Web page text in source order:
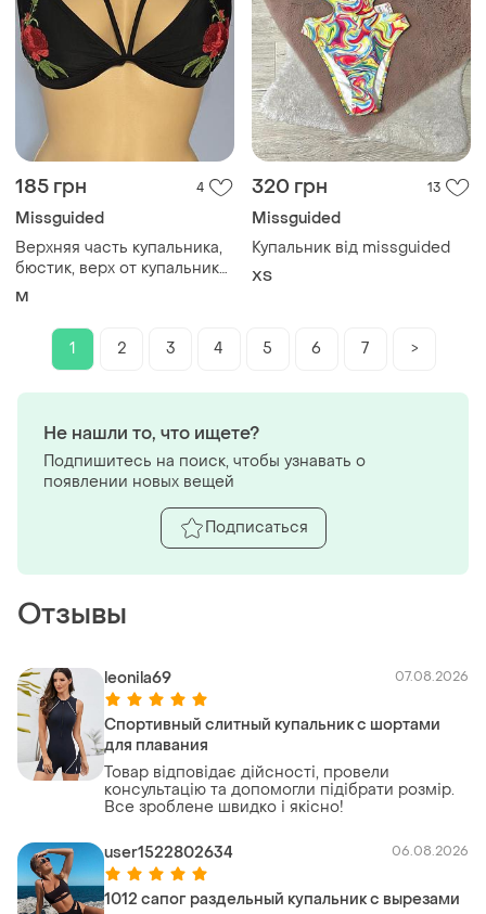
185 грн 4
Missguided
Верхняя часть купальника,
бюстик, верх от купальника
черный с вышивкой
M
320 грн 13
Missguided
Купальник від missguided
ХS
1 2 3 4 5 6 7 >
Отзывы
leonila69 07.08.2026
Спортивный слитный купальник с шортами
для плавания
Товар відповідає дійсності, провели
консультацію та допомогли підібрати розмір.
Все зроблене швидко і якісно!
user1522802634 06.08.2026
1012 сапог раздельный купальник с вырезами
Не нашли то, что ищете?
Подпишитесь на поиск, чтобы узнавать о
появлении новых вещей
Подписаться